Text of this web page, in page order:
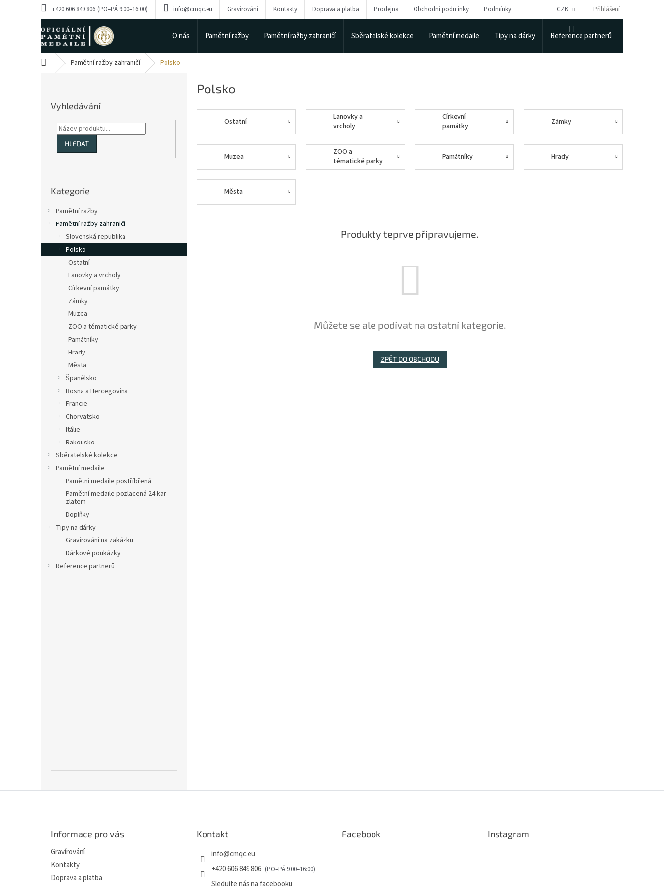
+420 606 849 806 info@cmqc.eu Gravírování Kontakty Doprava a platba Prodejna Obchodní podmínky Podmínky ochrany osobních údajů Puncovní úřad
CZK Přihlášení
O nás Pamětní ražby Pamětní ražby zahraničí Sběratelské kolekce Pamětní medaile Tipy na dárky Reference partnerů
Domů Pamětní ražby zahraničí Polsko
Vyhledávání
HLEDAT
kategorie
Kategorie
Pamětní ražby
Pamětní ražby zahraničí
Slovenská republika
Polsko
Ostatní
Lanovky a vrcholy
Církevní památky
Zámky
Muzea
ZOO a tématické parky
Památníky
Hrady
Města
Španělsko
Bosna a Hercegovina
Francie
Chorvatsko
Itálie
Rakousko
Sběratelské kolekce
Pamětní medaile
Pamětní medaile postříbřená
Pamětní medaile pozlacená 24 kar.
zlatem
Doplňky
Tipy na dárky
Gravírování na zakázku
Dárkové poukázky
Reference partnerů
Polsko
Ostatní
Lanovky a
vrcholy
Církevní
památky
Zámky
Muzea
ZOO a
tématické parky
Památníky Hrady
Města
Produkty teprve připravujeme.
Můžete se ale podívat na ostatní kategorie.
ZPĚT DO OBCHODU
Informace pro vás
Gravírování
Kontakty
Doprava a platba
Kontakt
info@cmqc.eu
+420 606 849 806
Sledujte nás na facebooku
Facebook Instagram